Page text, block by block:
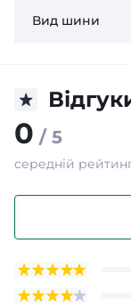
Вид шини
0 / 5
середній